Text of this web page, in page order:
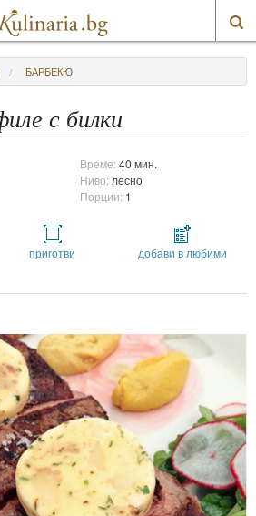
БАРБЕКЮ
с билки
Време:40 мин.
Ниво: лесно
Порции: 1
приготви добави в любими